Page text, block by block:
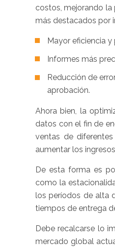
costos, mejorando
más destacados por
Mayor eficiencia
Informes más
Reducción de
aprobación.
Ahora bien, la
datos con el fin de
ventas de
aumentar los
De esta forma es
como la
los períodos de alta
tiempos de entrega
Debe recalcarse lo
mercado global